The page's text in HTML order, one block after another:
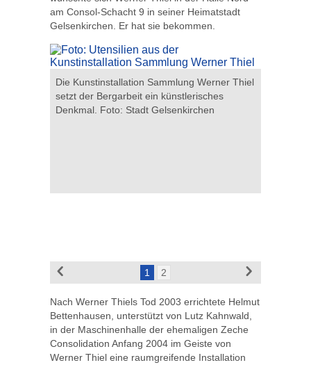
am Consol-Schacht 9 in seiner Heimatstadt
Gelsenkirchen. Er hat sie bekommen.
Die Kunstinstallation Sammlung Werner Thiel
setzt der Bergarbeit ein künstlerisches
Denkmal. Foto: Stadt Gelsenkirchen
1 2
Nach Werner Thiels Tod 2003 errichtete Helmut
Bettenhausen, unterstützt von Lutz Kahnwald,
in der Maschinenhalle der ehemaligen Zeche
Consolidation Anfang 2004 im Geiste von
Werner Thiel eine raumgreifende Installation